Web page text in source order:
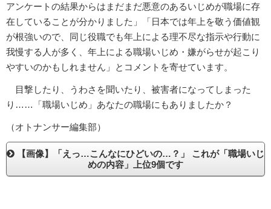
アンケートの結果からはまだまだ悪意のあるいじめが職場に存
在していることが分かりました」「日本では年上を敬う価値観
が根強いので、同じ役職でも年上による理不尽な指示や行動に
我慢する人が多く、年上による職場いじめ・嫌がらせが起こり
やすいのかもしれません」とコメントを寄せています。
目撃したり、うわさを聞いたり、被害者になってしまった
り……「職場いじめ」あなたの職場にもありましたか？
（オトナンサー編集部）
【画像】「えっ…こんなにひどいの…？」 これが「職場いじ
めの内容」上位9個です